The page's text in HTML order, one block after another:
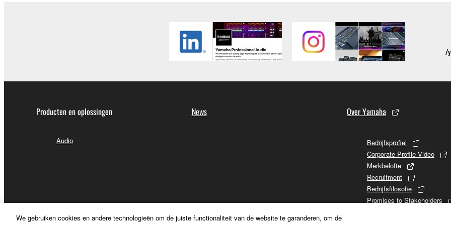
Producten en oplossingen
Audio
News Over Yamaha
Bedrijfsprofiel
Corporate Profile Video
Merkbelofte
Recruitment
Bedrijfsfilosofie
Promises to Stakeholders
We gebruiken cookies en andere technologieën om de juiste functionaliteit van de website te garanderen, om de